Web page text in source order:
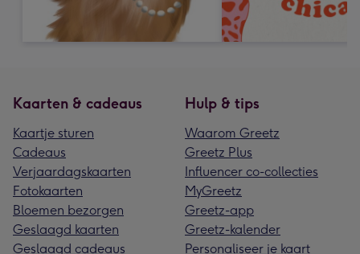
Kaarten & cadeaus
Kaartje sturen
Cadeaus
Verjaardagskaarten
Fotokaarten
Bloemen bezorgen
Geslaagd kaarten
Geslaagd cadeaus
Hulp & tips
Waarom Greetz
Greetz Plus
Influencer co-collecties
MyGreetz
Greetz-app
Greetz-kalender
Personaliseer je kaart